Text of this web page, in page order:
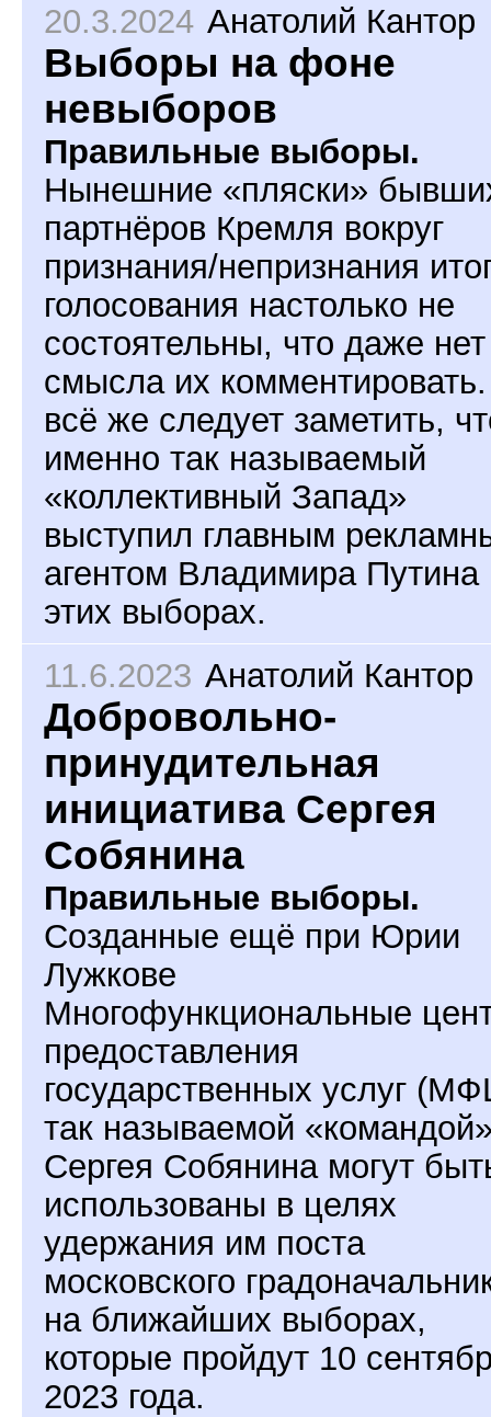
20.3.2024 Анатолий Кантор
Выборы на фоне
невыборов
Правильные выборы.
Нынешние «пляски»
партнёров Кремля вокруг
признания/непризнания
голосования настолько не
состоятельны, что даже нет
смысла их
всё же следует заметить,
именно так называемый
«коллективный Запад»
выступил главным
агентом Владимира Путина
этих выборах.
11.6.2023 Анатолий Кантор
Добровольно-
принудительная
инициатива Сергея
Собянина
Правильные выборы.
Созданные ещё при Юрии
Лужкове
Многофункциональные
предоставления
государственных услуг
так называемой
Сергея Собянина могут
использованы в целях
удержания им поста
московского
на ближайших выборах,
которые пройдут 10
2023 года.